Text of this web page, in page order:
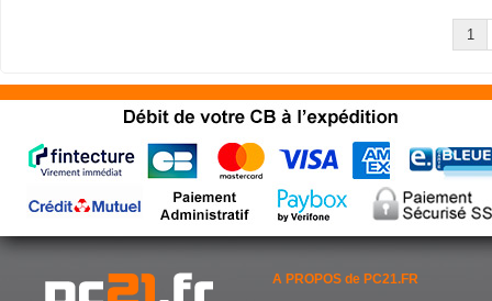
1
A PROPOS de PC21.FR